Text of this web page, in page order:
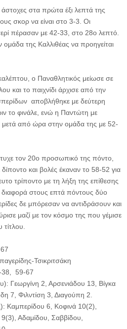
άστοχες στα πρώτα έξι λεπτά της
σκορ να είναι στο 3-3. Οι
πέρασαν με 42-33, στο 28ο λεπτό.
ομάδα της Καλλιθέας να προηγείται
ο Παναθλητικός μείωσε σε
και το παιχνίδι άρχισε από την
αποβλήθηκε με δεύτερη
το φινάλε, ενώ η Παντώτη με
από ώρα στην ομάδα της με 52-
τον 20ο προσωπικό της πόντο,
και βολές έκαναν το 58-52 για
τρίποντο με τη λήξη της επίθεσης
στους επτά πόντους δύο
δε μπόρεσαν να αντιδράσουν και
μαζί με τον κόσμο της που γέμισε
Τσικριτσάκη
38, 59-67
Γεωργίνη 2, Αρσενιάδου 13, Βίγκα
7, Φιλντίση 3, Διαγούπη 2.
Καμπερίδου 6, Κοφινά 10(2),
Αδαμίδου, Σαββίδου,